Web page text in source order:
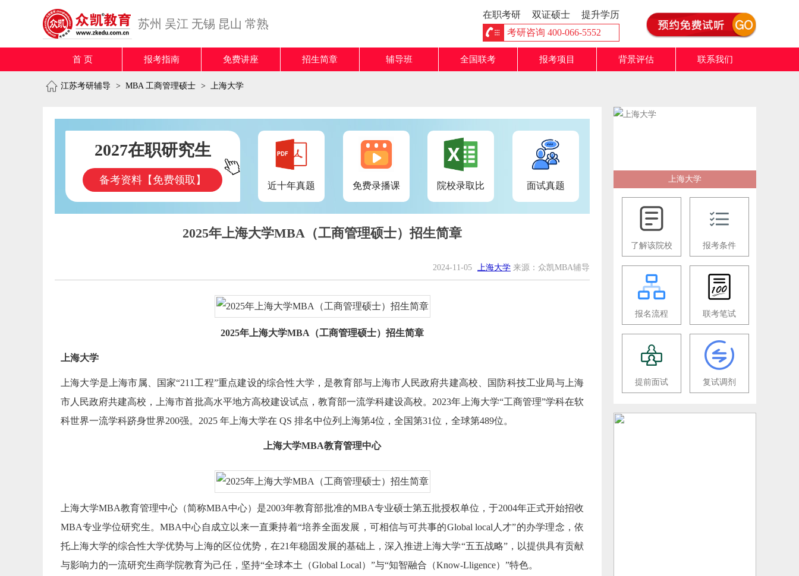
苏州 吴江 无锡 昆山 常熟
在职考研 双证硕士
提升学历
考研咨询 400-066-5552
首 页 报考指南 免费讲座 招生简章 辅导班 全国联考 报考项目 背景评估 联系我们
江苏考研辅导 > MBA 工商管理硕士 > 上海大学
2027在职研究生
备考资料【免费领取】 近十年真题 免费录播课 院校录取比 面试真题
2025年上海大学MBA（工商管理硕士）招生简章
2024-11-05 上海大学 来源：众凯MBA辅导
2025年上海大学MBA（工商管理硕士）招生简章
上海大学
上海大学是上海市属、国家“211工程”重点建设的综合性大学，是教育部与上海市人民政府共建高校、国防科技工业局与上海
市人民政府共建高校，上海市首批高水平地方高校建设试点，教育部一流学科建设高校。2023年上海大学“工商管理”学科在软
科世界一流学科跻身世界200强。2025 年上海大学在 QS 排名中位列上海第4位，全国第31位，全球第489位。
上海大学MBA教育管理中心
上海大学MBA教育管理中心（简称MBA中心）是2003年教育部批准的MBA专业硕士第五批授权单位，于2004年正式开始招收
MBA专业学位研究生。MBA中心自成立以来一直秉持着“培养全面发展，可相信与可共事的Global local人才”的办学理念，依
托上海大学的综合性大学优势与上海的区位优势，在21年稳固发展的基础上，深入推进上海大学“五五战略”，以提供具有贡献
与影响力的一流研究生商学院教育为己任，坚持“全球本土（Global Local）”与“知智融合（Know-Lligence）”特色。
上海大学
了解该院校 报考条件
报名流程 联考笔试
提前面试 复试调剂